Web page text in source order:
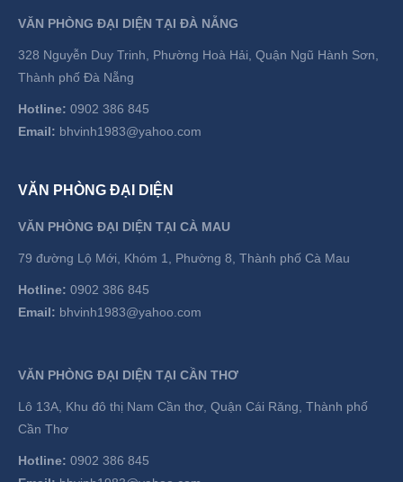
VĂN PHÒNG ĐẠI DIỆN TẠI ĐÀ NẴNG
328 Nguyễn Duy Trinh, Phường Hoà Hải, Quận Ngũ Hành Sơn,
Thành phố Đà Nẵng
Hotline: 0902 386 845
Email: bhvinh1983@yahoo.com
VĂN PHÒNG ĐẠI DIỆN
VĂN PHÒNG ĐẠI DIỆN TẠI CÀ MAU
79 đường Lộ Mới, Khóm 1, Phường 8, Thành phố Cà Mau
Hotline: 0902 386 845
Email: bhvinh1983@yahoo.com
VĂN PHÒNG ĐẠI DIỆN TẠI CẦN THƠ
Lô 13A, Khu đô thị Nam Cần thơ, Quận Cái Răng, Thành phố
Cần Thơ
Hotline: 0902 386 845